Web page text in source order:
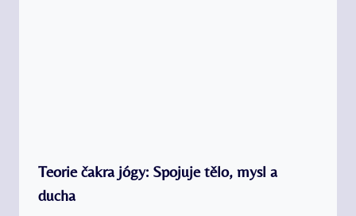
Teorie čakra jógy: Spojuje tělo, mysl a
ducha